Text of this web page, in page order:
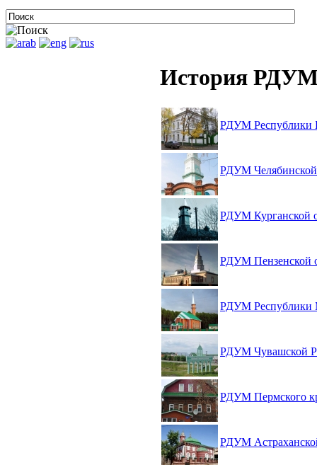
История
РДУМ Республики
РДУМ Челябинской
РДУМ Курганской
РДУМ Пензенской
РДУМ Республики
РДУМ Чувашской
РДУМ Пермского
РДУМ